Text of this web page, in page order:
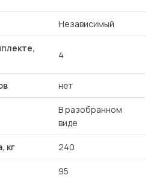
Независимый
4
нет
В разобранном
виде
кг 240
95